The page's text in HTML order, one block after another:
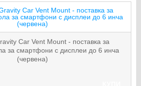
Car Vent Mount - поставка за
за смартфони с дисплеи до 6 инча
(червена)